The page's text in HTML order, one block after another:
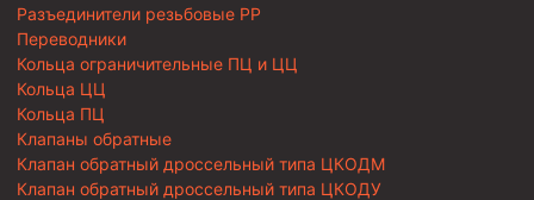
Разъединители резьбовые РР
Переводники
Кольца ограничительные ПЦ и ЦЦ
Кольца ЦЦ
Кольца ПЦ
Клапаны обратные
Клапан обратный дроссельный типа ЦКОДМ
Клапан обратный дроссельный типа ЦКОДУ